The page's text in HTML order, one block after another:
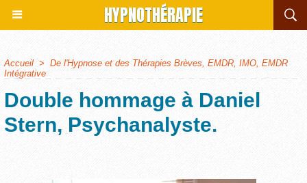
HYPNOTHÉRAPIE
Accueil > De l'Hypnose et des Thérapies Brèves, EMDR, IMO, EMDR
Intégrative
Double hommage à Daniel
Stern, Psychanalyste.